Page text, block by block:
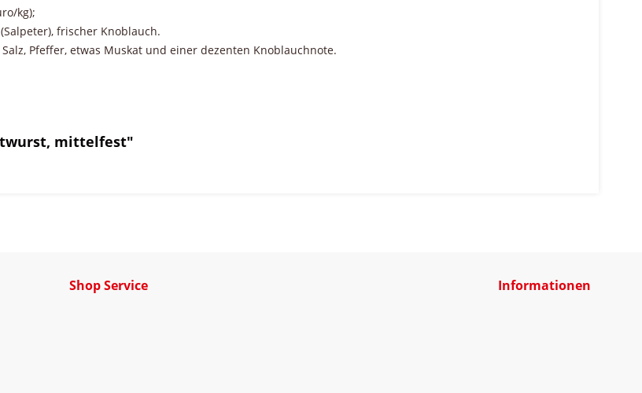
kg);
frischer Knoblauch.
Pfeffer, etwas Muskat und einer dezenten Knoblauchnote.
mittelfest"
Shop Service Informationen